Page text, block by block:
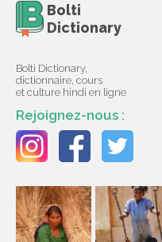
Bolti
Dictionary
Bolti Dictionary,
dictionnaire, cours
et culture hindi en ligne
Rejoignez-nous :